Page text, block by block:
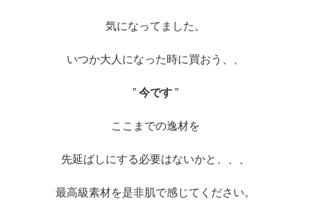
気になってました。
いつか大人になった時に買おう、、
” 今です ”
ここまでの逸材を
先延ばしにする必要はないかと、、、
最高級素材を是非肌で感じてください。